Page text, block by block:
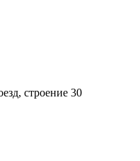
строение 30